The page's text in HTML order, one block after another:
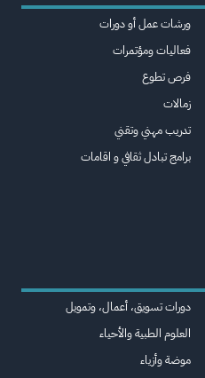
ورشات عمل أو دورات
فعاليات ومؤتمرات
فرص تطوع
زمالات
تدريب مهني وتقني
برامج تبادل ثقافي و اقامات
دورات تسويق، أعمال، وتمويل
العلوم الطبية والأحياء
موضة وأزياء